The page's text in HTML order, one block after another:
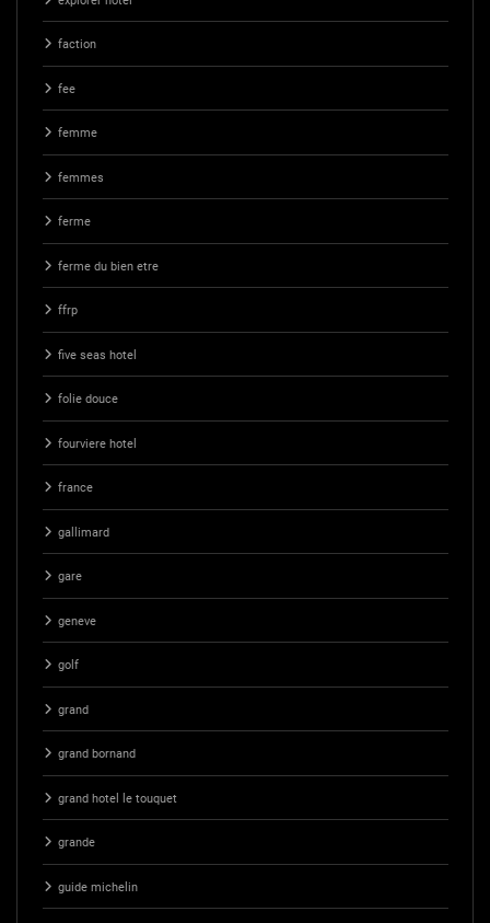
faction
fee
femme
femmes
ferme
ferme du bien etre
ffrp
five seas hotel
folie douce
fourviere hotel
france
gallimard
gare
geneve
golf
grand
grand bornand
grand hotel le touquet
grande
guide michelin